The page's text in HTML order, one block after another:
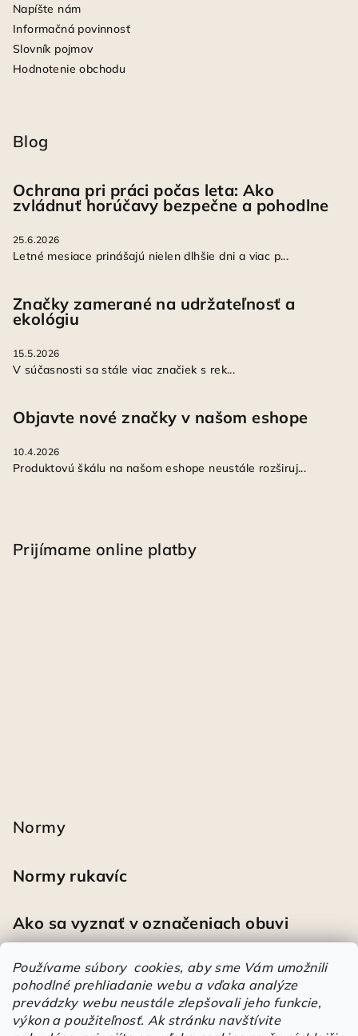
Používame súbory cookies, aby sme Vám umožnili
pohodlné prehliadanie webu a vďaka analýze
prevádzky webu neustále zlepšovali jeho funkcie,
výkon a použiteľnosť. Ak stránku navštívite
Napíšte nám
Informačná povinnosť
Slovník pojmov
Hodnotenie obchodu
Blog
Ochrana pri práci počas leta: Ako
zvládnuť horúčavy bezpečne a pohodlne
25.6.2026
Letné mesiace prinášajú nielen dlhšie dni a viac p...
Značky zamerané na udržateľnosť a
ekológiu
15.5.2026
V súčasnosti sa stále viac značiek s rek...
Objavte nové značky v našom eshope
10.4.2026
Produktovú škálu na našom eshope neustále rozširuj...
Prijímame online platby
Normy
Normy rukavíc
Ako sa vyznať v označeniach obuvi
Heureka